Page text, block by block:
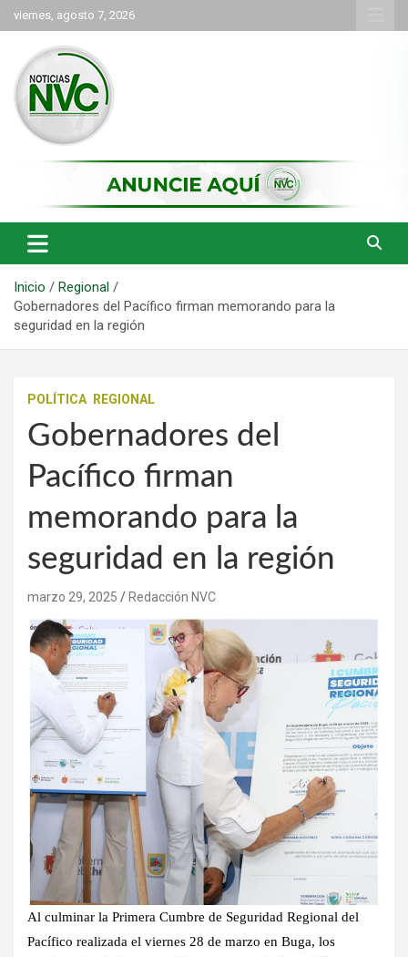
Saltar
al
contenido
viernes, agosto 7, 2026
NVC Noticias
Inicio
Regional
Gobernadores del Pacífico firman memorando para la
seguridad en la región
POLÍTICA REGIONAL
Gobernadores del
Pacífico firman
memorando para la
seguridad en la región
marzo 29, 2025 Redacción NVC
Al culminar la Primera Cumbre de Seguridad Regional del
Pacífico realizada el viernes 28 de marzo en Buga, los